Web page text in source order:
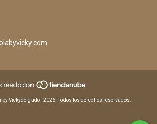
Vickydelgado - 2026. Todos los derechos reservados.